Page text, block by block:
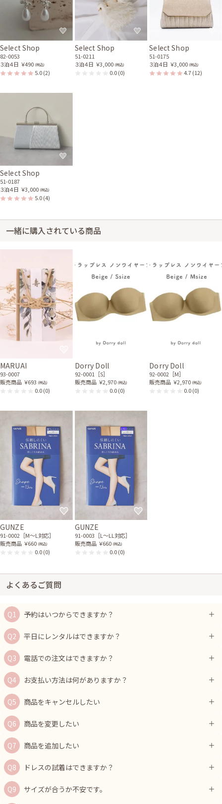
Select Shop
82-0053
３泊４日 ￥490 (税込)
5.0(2)
Select Shop
51-0211
３泊４日 ￥3,000 (税込)
0.0(0)
Select Shop
51-0175
３泊４日 ￥3,000 (税込)
4.7(12)
Select Shop
51-0187
３泊４日 ￥3,000 (税込)
5.0(4)
一緒に購入されている商品
MARUAI
93-0007
販売商品 ￥693 (税込)
0.0(0)
Dorry Doll
92-0001［S］
販売商品 ￥2,970 (税込)
0.0(0)
Dorry Doll
92-0002［M］
販売商品 ￥2,970 (税込)
0.0(0)
GUNZE
91-0002［M〜L対応］
販売商品 ￥660 (税込)
0.0(0)
GUNZE
91-0003［L〜LL対応］
販売商品 ￥660 (税込)
0.0(0)
よくあるご質問
予約はいつからできますか？
平日にレンタルはできますか？
電話での注文はできますか？
お支払い方法は何がありますか？
商品をキャンセルしたい
商品を変更したい
商品を追加したい
ドレスの試着はできますか？
サイズが合うか不安です。